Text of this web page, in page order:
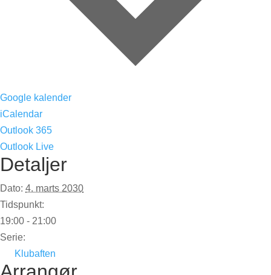
Google kalender
iCalendar
Outlook 365
Outlook Live
Detaljer
Dato: 4. marts 2030
Tidspunkt:
19:00 - 21:00
Serie:
Klubaften